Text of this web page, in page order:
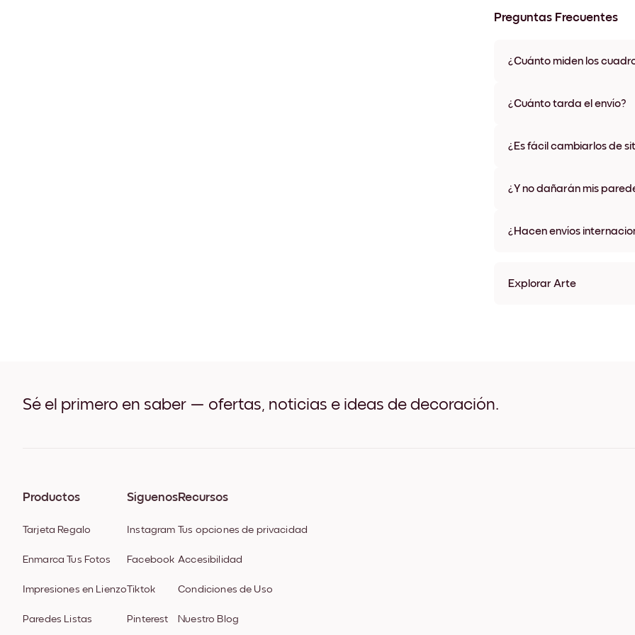
Preguntas Frecuentes
¿Cuánto miden los
materiales y colores de
¿Cuánto tarda el envío?
algunos países. Te
¿Es fácil cambiarlos de
¿Y no dañarán mis
¿Hacen envíos
Explorar Arte
Sé el primero en saber — ofertas, noticias e ideas de decoración.
Productos
Tarjeta Regalo
Enmarca Tus Fotos
Impresiones en Lienzo
Paredes Listas
Síguenos
Instagram
Facebook
Tiktok
Pinterest
Recursos
Tus opciones de privacidad
Accesibilidad
Condiciones de Uso
Nuestro Blog